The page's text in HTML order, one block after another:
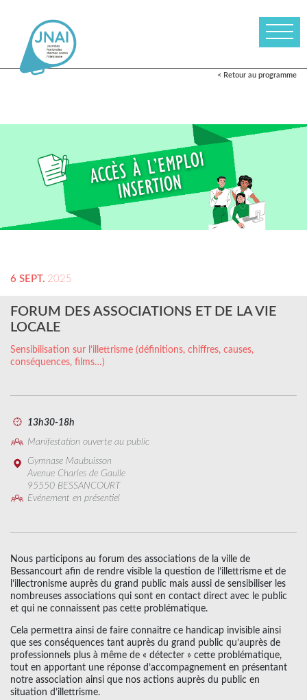
< Retour au programme
6 SEPT. 2025
FORUM DES ASSOCIATIONS ET DE LA VIE
LOCALE
Sensibilisation sur l’illettrisme (définitions, chiffres, causes,
conséquences, films…)
13h30-18h
Manifestation ouverte au public
Gymnase Maubuisson
Avenue Charles de Gaulle
95550 BESSANCOURT
Evénement en présentiel
Nous participons au forum des associations de la ville de
Bessancourt afin de rendre visible la question de l’illettrisme et de
l’illectronisme auprès du grand public mais aussi de sensibiliser les
nombreuses associations qui sont en contact direct avec le public
et qui ne connaissent pas cette problématique.
Cela permettra ainsi de faire connaitre ce handicap invisible ainsi
que ses conséquences tant auprès du grand public qu’auprès de
professionnels plus à même de « détecter » cette problématique,
tout en apportant une réponse d’accompagnement en présentant
notre association ainsi que nos actions auprès du public en
situation d’illettrisme.